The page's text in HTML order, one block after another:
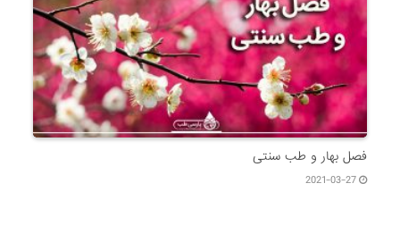
فصل بهار و طب سنتی
2021-03-27